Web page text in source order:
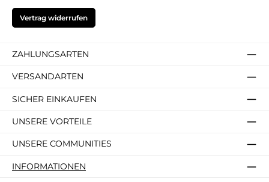
Vertrag widerrufen
ZAHLUNGSARTEN
VERSANDARTEN
SICHER EINKAUFEN
UNSERE VORTEILE
UNSERE COMMUNITIES
INFORMATIONEN